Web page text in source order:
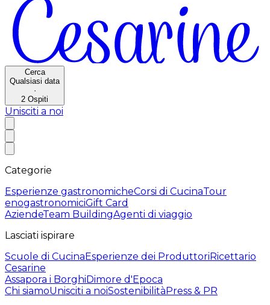
Cerca
Qualsiasi data
·
2 Ospiti
Unisciti a noi
Categorie
Esperienze gastronomicheCorsi di CucinaTour
enogastronomiciGift Card
AziendeTeam BuildingAgenti di viaggio
Lasciati ispirare
Scuole di CucinaEsperienze dei ProduttoriRicettario
Cesarine
Assapora i BorghiDimore d'Epoca
Chi siamoUnisciti a noiSostenibilitàPress & PR